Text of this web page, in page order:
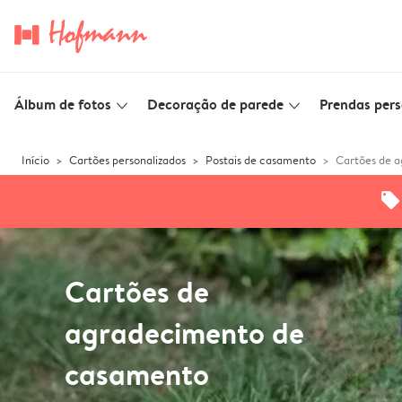
Álbum de fotos slim_arrow_down Decoração de parede slim_arrow_down Prendas
Início Cartões personalizados Postais de casamento Cartões de
offers
Cartões de
agradecimento de
casamento